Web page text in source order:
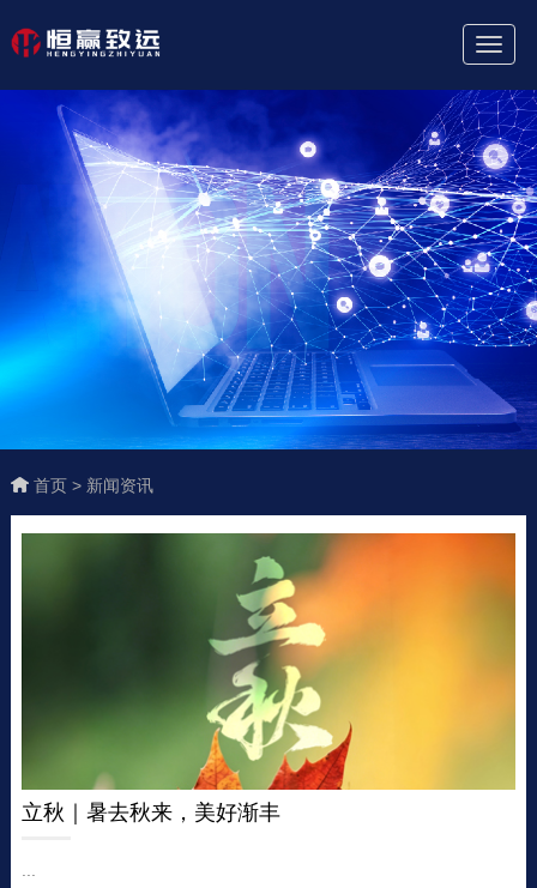
首页 > 新闻资讯
立秋｜暑去秋来，美好渐丰